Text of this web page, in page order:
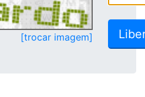
[trocar imagem]